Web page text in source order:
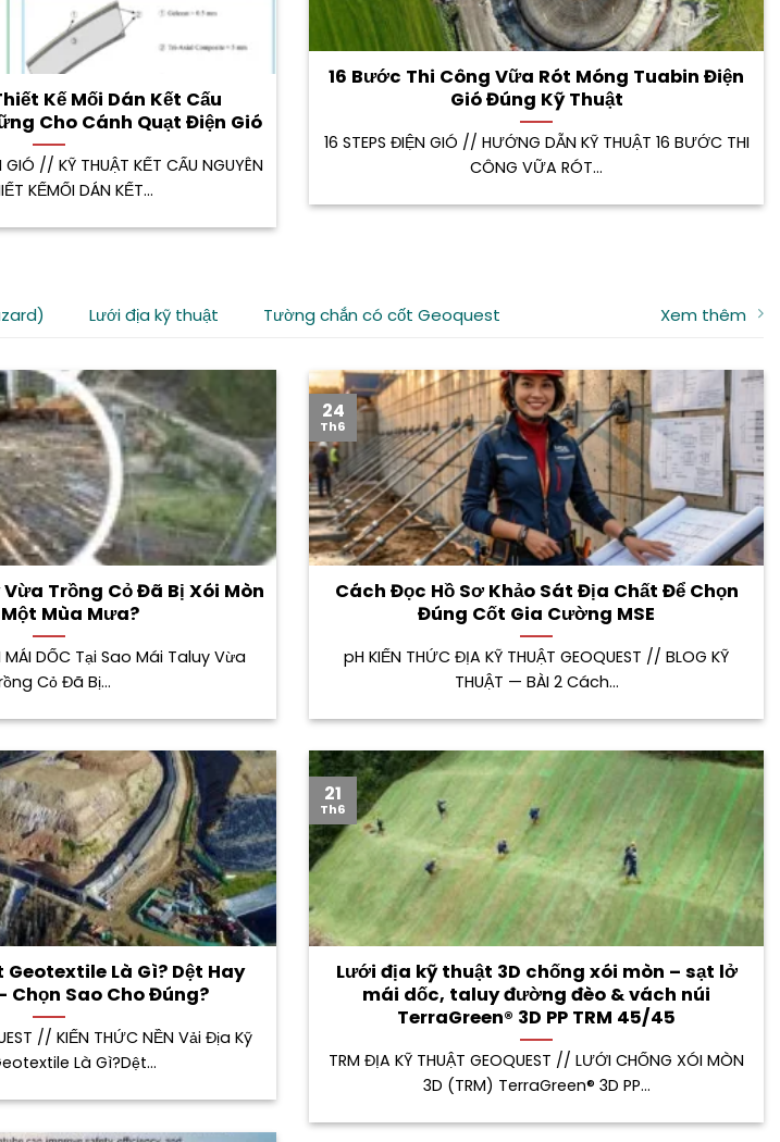
16 Bước Thi Công Vữa Rót Móng Tuabin Điện
Gió Đúng Kỹ Thuật
16 STEPS ĐIỆN GIÓ // HƯỚNG DẪN KỸ THUẬT 16 BƯỚC THI
CÔNG VỮA RÓT...
Kế Mối Dán Kết Cấu
Cho Cánh Quạt Điện Gió
// KỸ THUẬT KẾT CẤU NGUYÊN
KẾMỐI DÁN KẾT...
Lưới địa kỹ thuật Tường chắn có cốt Geoquest Xem thêm
Trồng Cỏ Đã Bị Xói Mòn
Mùa Mưa?
MÁI DỐC Tại Sao Mái Taluy Vừa
Cỏ Đã Bị...
Cách Đọc Hồ Sơ Khảo Sát Địa Chất Để Chọn
Đúng Cốt Gia Cường MSE
pH KIẾN THỨC ĐỊA KỸ THUẬT GEOQUEST // BLOG KỸ
THUẬT — BÀI 2 Cách...
24
Th6
Geotextile Là Gì? Dệt Hay
Chọn Sao Cho Đúng?
// KIẾN THỨC NỀN Vải Địa Kỹ
Là Gì?Dệt...
Lưới địa kỹ thuật 3D chống xói mòn – sạt lở
mái dốc, taluy đường đèo & vách núi
TerraGreen® 3D PP TRM 45/45
TRM ĐỊA KỸ THUẬT GEOQUEST // LƯỚI CHỐNG XÓI MÒN
3D (TRM) TerraGreen® 3D PP...
21
Th6